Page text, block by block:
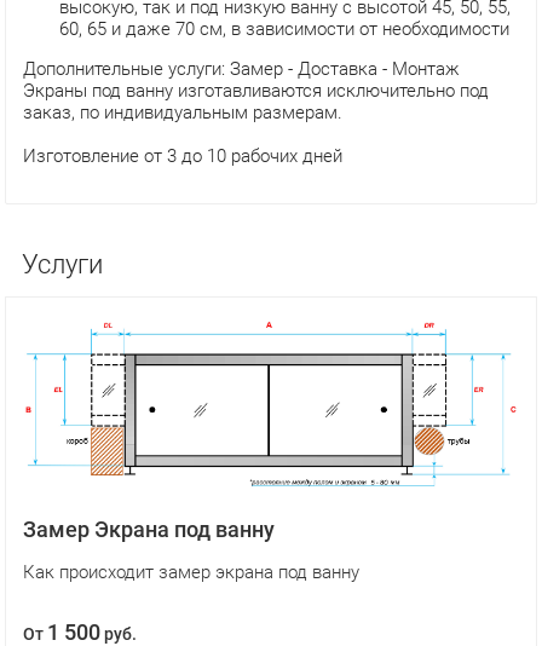
высокую, так и под низкую ванну с высотой 45, 50, 55,
60, 65 и даже 70 см, в зависимости от необходимости
Дополнительные услуги: Замер - Доставка - Монтаж
Экраны под ванну изготавливаются исключительно под
заказ, по индивидуальным размерам.
Изготовление от 3 до 10 рабочих дней
Услуги
Замер Экрана под ванну
Как происходит замер экрана под ванну
От 1 500руб.